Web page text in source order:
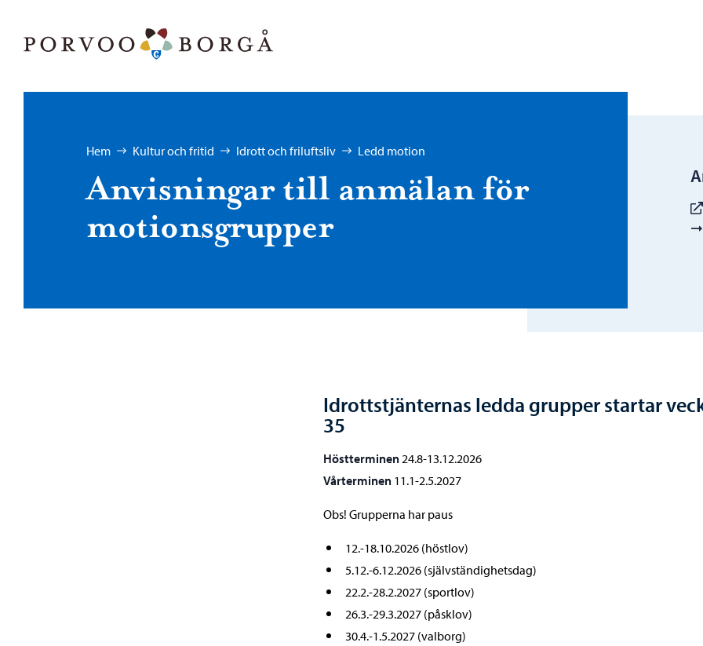
Bläddra:
Hem Kultur och fritid Idrott och friluftsliv Ledd motion
Anvisningar till anmälan för
motionsgrupper
Idrottstjänternas ledda grupper startar
35
Höstterminen24.8-13.12.2026
Vårterminen 11.1-2.5.2027
Obs! Grupperna har paus
12.-18.10.2026 (höstlov)
5.12.-6.12.2026 (självständighetsdag)
22.2.-28.2.2027 (sportlov)
26.3.-29.3.2027 (påsklov)
30.4.-1.5.2027 (valborg)